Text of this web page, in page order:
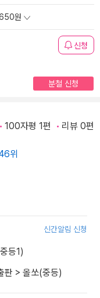
원
신청
분철 신청
100자평 1편 리뷰 0편
위
신간알림 신청
등1)
판 > 올쏘(중등)